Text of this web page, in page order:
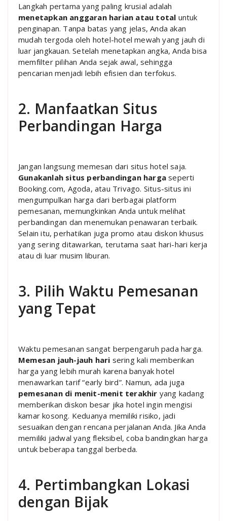
Langkah pertama yang paling krusial adalah
menetapkan anggaran harian atau total untuk
penginapan. Tanpa batas yang jelas, Anda akan
mudah tergoda oleh hotel-hotel mewah yang jauh di
luar jangkauan. Setelah menetapkan angka, Anda bisa
memfilter pilihan Anda sejak awal, sehingga
pencarian menjadi lebih efisien dan terfokus.
2. Manfaatkan Situs
Perbandingan Harga
Jangan langsung memesan dari situs hotel saja.
Gunakanlah situs perbandingan harga seperti
Booking.com, Agoda, atau Trivago. Situs-situs ini
mengumpulkan harga dari berbagai platform
pemesanan, memungkinkan Anda untuk melihat
perbandingan dan menemukan penawaran terbaik.
Selain itu, perhatikan juga promo atau diskon khusus
yang sering ditawarkan, terutama saat hari-hari kerja
atau di luar musim liburan.
3. Pilih Waktu Pemesanan
yang Tepat
Waktu pemesanan sangat berpengaruh pada harga.
Memesan jauh-jauh hari sering kali memberikan
harga yang lebih murah karena banyak hotel
menawarkan tarif “early bird”. Namun, ada juga
pemesanan di menit-menit terakhir yang kadang
memberikan diskon besar jika hotel ingin mengisi
kamar kosong. Keduanya memiliki risiko, jadi
sesuaikan dengan rencana perjalanan Anda. Jika Anda
memiliki jadwal yang fleksibel, coba bandingkan harga
untuk beberapa tanggal berbeda.
4. Pertimbangkan Lokasi
dengan Bijak